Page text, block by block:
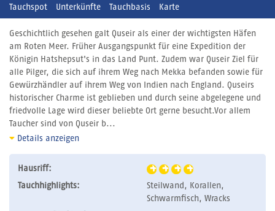
Tauchspot Unterkünfte Tauchbasis Karte
Geschichtlich gesehen galt Quseir als einer der wichtigsten Häfen
am Roten Meer. Früher Ausgangspunkt für eine Expedition der
Königin Hatshepsut's in das Land Punt. Zudem war Quseir Ziel für
alle Pilger, die sich auf ihrem Weg nach Mekka befanden sowie für
Gewürzhändler auf ihrem Weg von Indien nach England. Quseirs
historischer Charme ist geblieben und durch seine abgelegene und
friedvolle Lage wird dieser beliebte Ort gerne besucht.Vor allem
Taucher sind von Quseir b...
Details anzeigen
Hausriff:
Tauchhighlights:
Steilwand, Korallen,
Schwarmfisch, Wracks